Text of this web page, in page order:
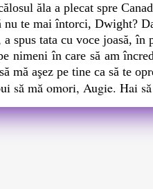
ăla a plecat spre
te mai întorci, Dwight?
spus tata cu voce joasă, în
nimeni în care să am
mă aşez pe tine ca să te
să mă omori, Augie. Hai să